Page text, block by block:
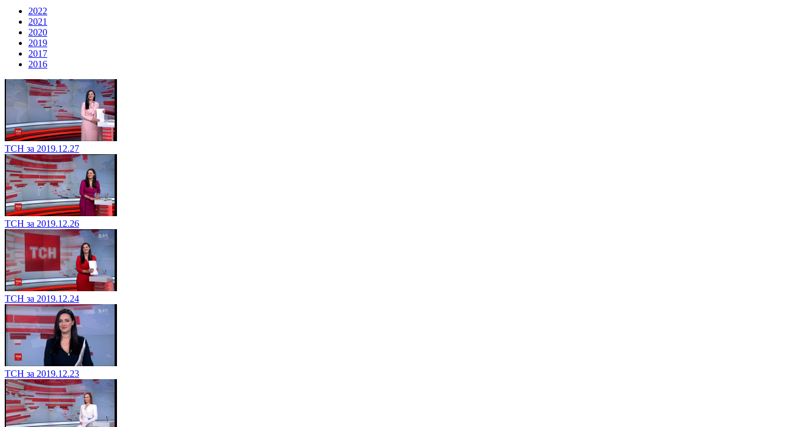
2022
2021
2020
2019
2017
2016
ТСН за 2019.12.27
ТСН за 2019.12.26
ТСН за 2019.12.24
ТСН за 2019.12.23